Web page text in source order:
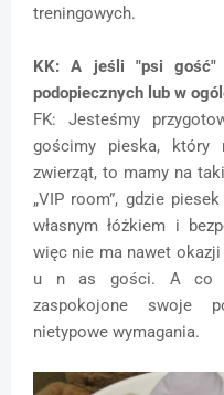
treningowych.
KK: A jeśli "psi gość"
podopiecznych lub w
FK: Jesteśmy
gościmy pieska, który
zwierząt, to mamy na
„VIP room”, gdzie
własnym łóżkiem i
więc nie ma nawet
u n as gości. A co
zaspokojone swoje
nietypowe wymagania.